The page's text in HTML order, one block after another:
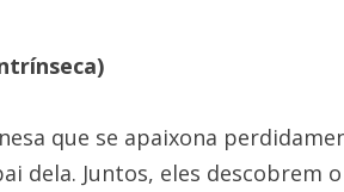
que se apaixona
dela. Juntos, eles descobrem